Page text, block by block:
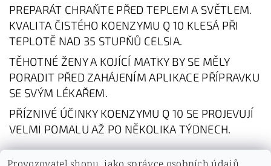
PREPARÁT CHRAŇTE PŘED TEPLEM A SVĚTLEM.
KVALITA ČISTÉHO KOENZYMU Q 10 KLESÁ PŘI
TEPLOTĚ NAD 35 STUPŇŮ CELSIA.
TĚHOTNÉ ŽENY A KOJÍCÍ MATKY BY SE MĚLY
PORADIT PŘED ZAHÁJENÍM APLIKACE PŘÍPRAVKU
SE SVÝM LÉKAŘEM.
PŘÍZNIVÉ ÚČINKY KOENZYMU Q 10 SE PROJEVUJÍ
VELMI POMALU AŽ PO NĚKOLIKA TÝDNECH.